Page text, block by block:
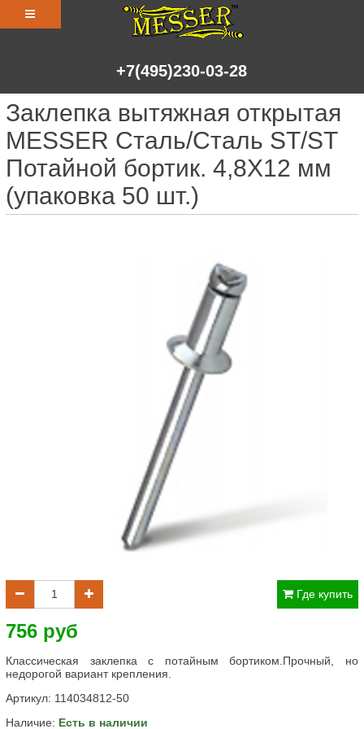
+7(495)230-03-28
Заклепка вытяжная открытая
MESSER Сталь/Сталь ST/ST
Потайной бортик. 4,8X12 мм
(упаковка 50 шт.)
Где купить
756 руб
Классическая заклепка с потайным бортиком.Прочный, но
недорогой вариант крепления.
Артикул: 114034812-50
Наличие: Есть в наличии